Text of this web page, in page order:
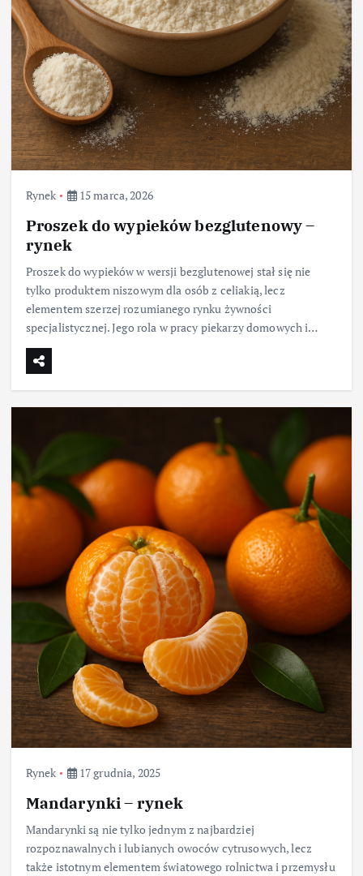
Rynek 15 marca, 2026
Proszek do wypieków bezglutenowy –
rynek
Proszek do wypieków w wersji bezglutenowej stał się nie
tylko produktem niszowym dla osób z celiakią, lecz
elementem szerzej rozumianego rynku żywności
specjalistycznej. Jego rola w pracy piekarzy domowych i…
Rynek 17 grudnia, 2025
Mandarynki – rynek
Mandarynki są nie tylko jednym z najbardziej
rozpoznawalnych i lubianych owoców cytrusowych, lecz
także istotnym elementem światowego rolnictwa i przemysłu